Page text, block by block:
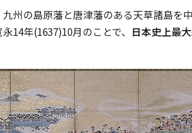
九州の島原藩と唐津藩のある天草諸島を
14年(1637)10月のことで、 日本史上最